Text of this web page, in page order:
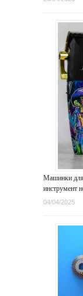
Машинки
инструмент
04/04/2025